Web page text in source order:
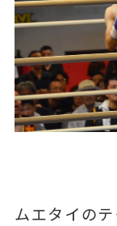
ムエタイの